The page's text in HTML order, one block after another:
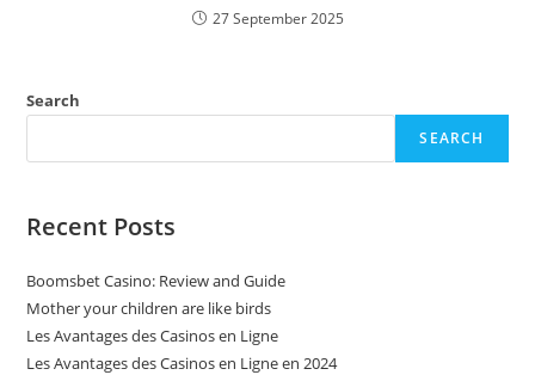
27 September 2025
Search
SEARCH
Recent Posts
Boomsbet Casino: Review and Guide
Mother your children are like birds
Les Avantages des Casinos en Ligne
Les Avantages des Casinos en Ligne en 2024